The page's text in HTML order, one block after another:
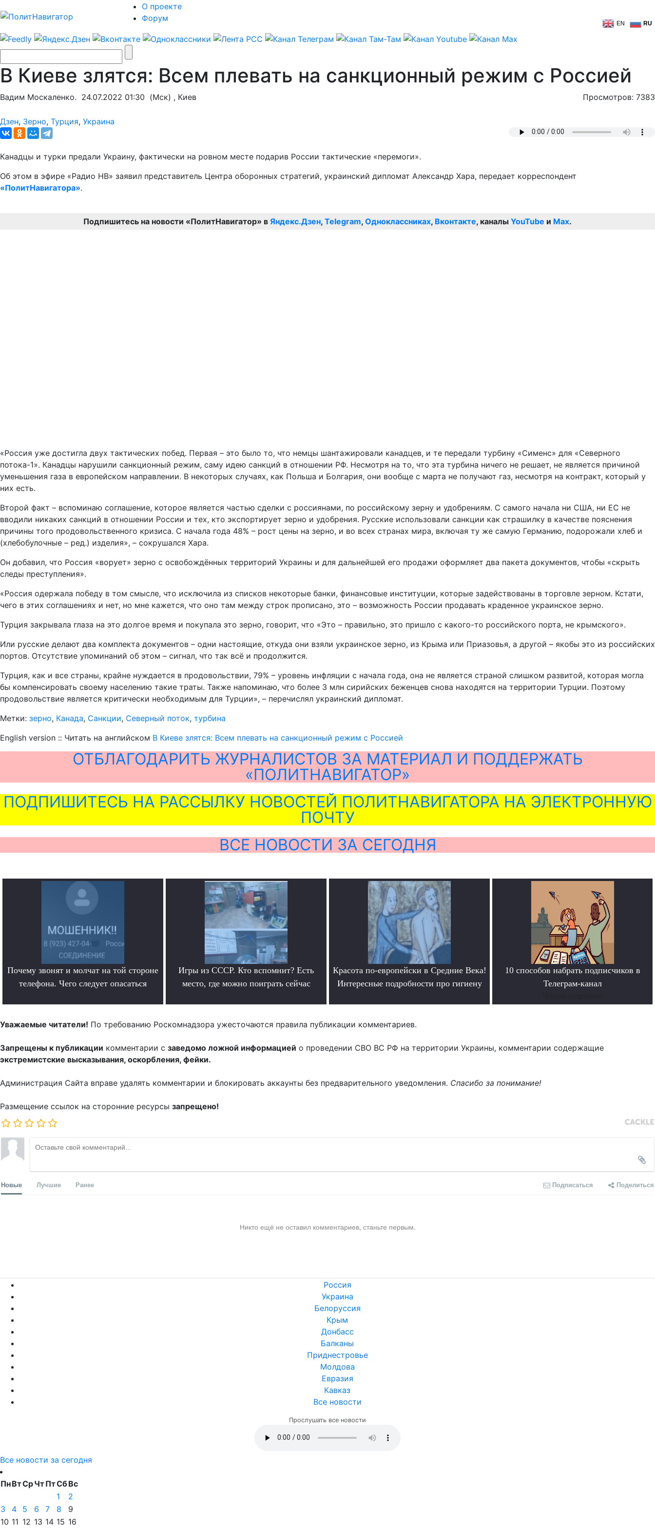
О проекте
Форум
EN RU
В Киеве злятся: Всем плевать на санкционный режим с Россией
Вадим Москаленко. 24.07.2022 01:30 (Мск) , Киев Просмотров: 7383
Дзен, Зерно, Турция, Украина
Канадцы и турки предали Украину, фактически на ровном месте подарив России тактические «перемоги».
Об этом в эфире «Радио НВ» заявил представитель Центра оборонных стратегий, украинский дипломат Александр Хара, передает корреспондент
«ПолитНавигатора».
Подпишитесь на новости «ПолитНавигатор» в Яндекс.Дзен, Telegram, Одноклассниках, Вконтакте, каналы YouTube и Max.
«Россия уже достигла двух тактических побед. Первая – это было то, что немцы шантажировали канадцев, и те передали турбину «Сименс» для «Северного
потока-1». Канадцы нарушили санкционный режим, саму идею санкций в отношении РФ. Несмотря на то, что эта турбина ничего не решает, не является причиной
уменьшения газа в европейском направлении. В некоторых случаях, как Польша и Болгария, они вообще с марта не получают газ, несмотря на контракт, который у
них есть.
Второй факт – вспоминаю соглашение, которое является частью сделки с россиянами, по российскому зерну и удобрениям. С самого начала ни США, ни ЕС не
вводили никаких санкций в отношении России и тех, кто экспортирует зерно и удобрения. Русские использовали санкции как страшилку в качестве пояснения
причины того продовольственного кризиса. С начала года 48% – рост цены на зерно, и во всех странах мира, включая ту же самую Германию, подорожали хлеб и
(хлебобулочные – ред.) изделия», – сокрушался Хара.
Он добавил, что Россия «ворует» зерно с освобождённых территорий Украины и для дальнейшей его продажи оформляет два пакета документов, чтобы «скрыть
следы преступления».
«Россия одержала победу в том смысле, что исключила из списков некоторые банки, финансовые институции, которые задействованы в торговле зерном. Кстати,
чего в этих соглашениях и нет, но мне кажется, что оно там между строк прописано, это – возможность России продавать краденное украинское зерно.
Турция закрывала глаза на это долгое время и покупала это зерно, говорит, что «Это – правильно, это пришло с какого-то российского порта, не крымского».
Или русские делают два комплекта документов – одни настоящие, откуда они взяли украинское зерно, из Крыма или Приазовья, а другой – якобы это из российских
портов. Отсутствие упоминаний об этом – сигнал, что так всё и продолжится.
Турция, как и все страны, крайне нуждается в продовольствии, 79% – уровень инфляции с начала года, она не является страной слишком развитой, которая могла
бы компенсировать своему населению такие траты. Также напоминаю, что более 3 млн сирийских беженцев снова находятся на территории Турции. Поэтому
продовольствие является критически необходимым для Турции», – перечислял украинский дипломат.
Метки: зерно, Канада, Санкции, Северный поток, турбина
English version :: Читать на английском В Киеве злятся: Всем плевать на санкционный режим с Россией
ОТБЛАГОДАРИТЬ ЖУРНАЛИСТОВ ЗА МАТЕРИАЛ И ПОДДЕРЖАТЬ
«ПОЛИТНАВИГАТОР»
ПОДПИШИТЕСЬ НА РАССЫЛКУ НОВОСТЕЙ ПОЛИТНАВИГАТОРА НА ЭЛЕКТРОННУЮ
ПОЧТУ
ВСЕ НОВОСТИ ЗА СЕГОДНЯ
Почему звонят и молчат на той стороне
телефона. Чего следует опасаться
Игры из СССР. Кто вспомнит? Есть
место, где можно поиграть сейчас
Красота по-европейски в Средние Века!
Интересные подробности про гигиену
10 способов набрать подписчиков в
Телеграм-канал
Уважаемые читатели! По требованию Роскомнадзора ужесточаются правила публикации комментариев.
Запрещены к публикации комментарии с заведомо ложной информацией о проведении СВО ВС РФ на территории Украины, комментарии содержащие
экстремистские высказывания, оскорбления, фейки.
Администрация Сайта вправе удалять комментарии и блокировать аккаунты без предварительного уведомления. Спасибо за понимание!
Размещение ссылок на сторонние ресурсы запрещено!
Новые Лучшие Ранее Подписаться Поделиться
Никто ещё не оставил комментариев, станьте первым.
Россия
Украина
Белоруссия
Крым
Донбасс
Балканы
Приднестровье
Молдова
Евразия
Кавказ
Все новости
Прослушать все новости
Все новости за сегодня
ПнВтСрЧтПтСбВс
1
2
3
4 5 6 7 8
9
10 11 12 13 14 15 16